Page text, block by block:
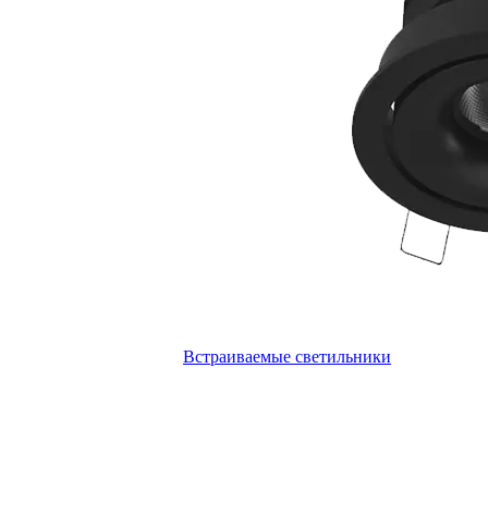
Встраиваемые светильники